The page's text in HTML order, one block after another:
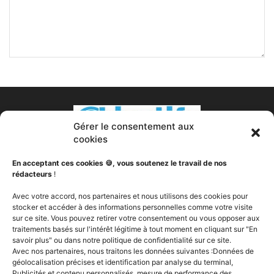
À PROPOS DE NOUS
Votre transformation est notre passion. Nous sommes
votre partenaire fitness, votre nutritionniste, votre coach
sportif, votre expert en compléments alimentaires, votre
soutien. Objectifs Fitness a pour vocation de vous aider à
Gérer le consentement aux
cookies
En acceptant ces cookies 🍪, vous soutenez le travail de nos
rédacteurs !
Avec votre accord, nos partenaires et nous utilisons des cookies pour
stocker et accéder à des informations personnelles comme votre visite
sur ce site. Vous pouvez retirer votre consentement ou vous opposer aux
traitements basés sur l'intérêt légitime à tout moment en cliquant sur "En
savoir plus" ou dans notre politique de confidentialité sur ce site.
Avec nos partenaires, nous traitons les données suivantes :Données de
géolocalisation précises et identification par analyse du terminal,